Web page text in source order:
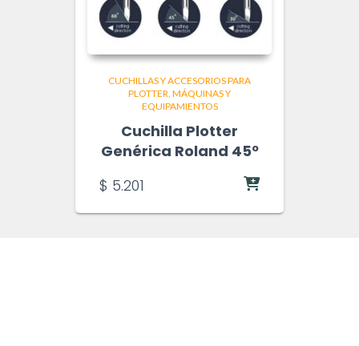
CUCHILLAS Y ACCESORIOS PARA
PLOTTER MÁQUINAS Y
EQUIPAMIENTOS
Cuchilla Plotter
Genérica Roland 45º
$ 5.201